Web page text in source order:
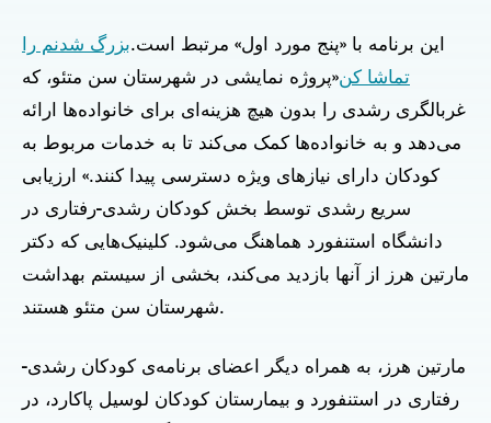
این برنامه با «پنج مورد اول» مرتبط است.بزرگ شدنم را
تماشا کن«پروژه نمایشی در شهرستان سن متئو، که
غربالگری رشدی را بدون هیچ هزینه‌ای برای خانواده‌ها ارائه
می‌دهد و به خانواده‌ها کمک می‌کند تا به خدمات مربوط به
کودکان دارای نیازهای ویژه دسترسی پیدا کنند.» ارزیابی
سریع رشدی توسط بخش کودکان رشدی-رفتاری در
دانشگاه استنفورد هماهنگ می‌شود. کلینیک‌هایی که دکتر
مارتین هرز از آنها بازدید می‌کند، بخشی از سیستم بهداشت
شهرستان سن متئو هستند.
مارتین هرز، به همراه دیگر اعضای برنامه‌ی کودکان رشدی-
رفتاری در استنفورد و بیمارستان کودکان لوسیل پاکارد، در